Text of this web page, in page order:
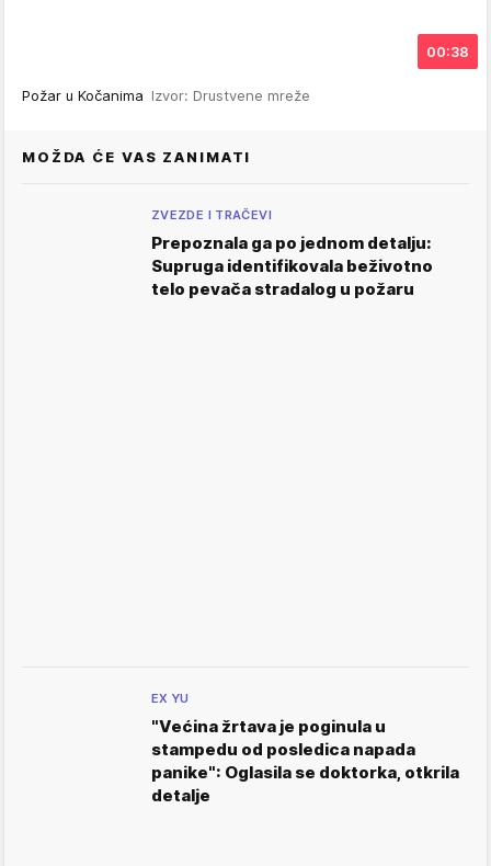
00:38
Požar u Kočanima Izvor: Drustvene mreže
MOŽDA ĆE VAS ZANIMATI
ZVEZDE I TRAČEVI
Prepoznala ga po jednom detalju:
Supruga identifikovala beživotno
telo pevača stradalog u požaru
EX YU
"Većina žrtava je poginula u
stampedu od posledica napada
panike": Oglasila se doktorka, otkrila
detalje